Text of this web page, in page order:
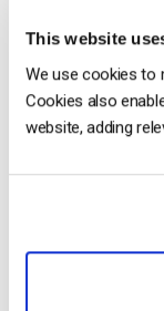
This website
We use cookies to
Cookies also
website, adding
souhaitez
Inscrivez-vous